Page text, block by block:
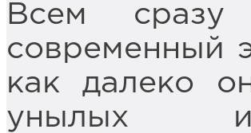
Всем
современный
как далеко
унылых